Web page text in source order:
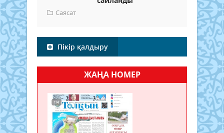
Саясат
Пікір қалдыру
ЖАҢА НОМЕР